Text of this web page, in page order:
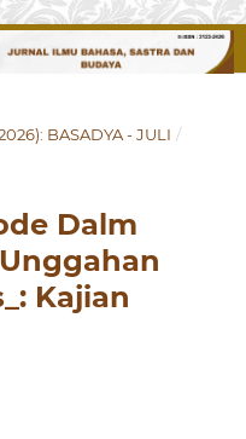
BASADYA - JULI /
Dalm
Kajian